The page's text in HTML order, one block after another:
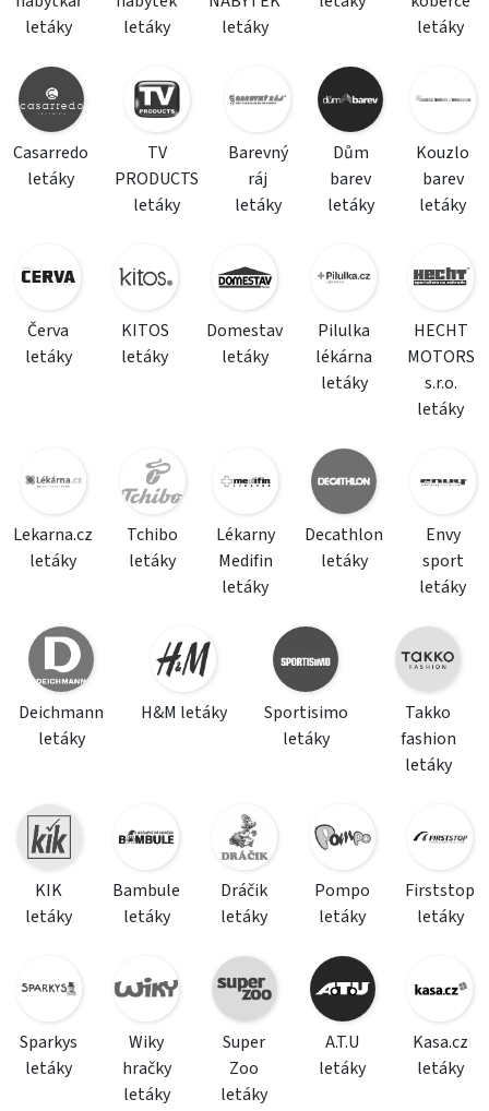
letáky
letáky
letáky
letáky
Casarredo
letáky
TV
PRODUCTS
letáky
Barevný
ráj
letáky
Dům
barev
letáky
Kouzlo
barev
letáky
Červa
letáky
KITOS
letáky
Domestav
letáky
Pilulka
lékárna
letáky
HECHT
MOTORS
s.r.o.
letáky
Lekarna.cz
letáky
Tchibo
letáky
Lékarny
Medifin
letáky
Decathlon
letáky
Envy
sport
letáky
Deichmann
letáky
H&M letáky
Sportisimo
letáky
Takko
fashion
letáky
KIK
letáky
Bambule
letáky
Dráčik
letáky
Pompo
letáky
Firststop
letáky
Sparkys
letáky
Wiky
hračky
letáky
Super
Zoo
letáky
A.T.U
letáky
Kasa.cz
letáky